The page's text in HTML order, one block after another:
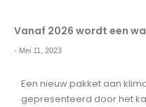
Vanaf 2026 wordt een
- Mei 11, 2023
Een nieuw pakket aan
gepresenteerd door het